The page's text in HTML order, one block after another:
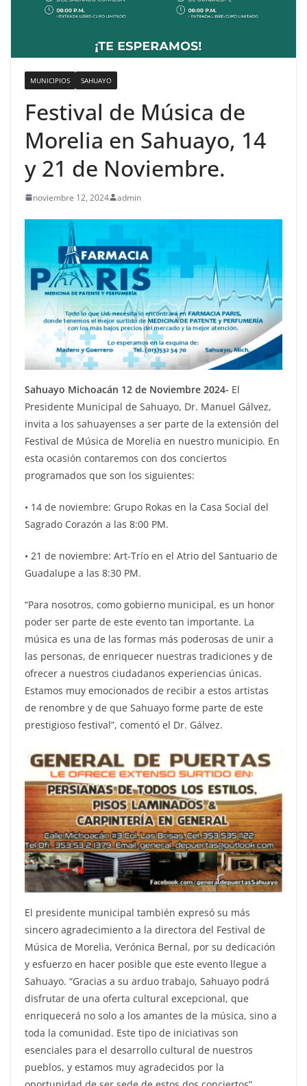
MUNICIPIOS SAHUAYO
Festival de Música de
Morelia en Sahuayo, 14
y 21 de Noviembre.
noviembre 12, 2024 admin
Sahuayo Michoacán 12 de Noviembre 2024- El
Presidente Municipal de Sahuayo, Dr. Manuel Gálvez,
invita a los sahuayenses a ser parte de la extensión del
Festival de Música de Morelia en nuestro municipio. En
esta ocasión contaremos con dos conciertos
programados que son los siguientes:
• 14 de noviembre: Grupo Rokas en la Casa Social del
Sagrado Corazón a las 8:00 PM.
• 21 de noviembre: Art-Trío en el Atrio del Santuario de
Guadalupe a las 8:30 PM.
“Para nosotros, como gobierno municipal, es un honor
poder ser parte de este evento tan importante. La
música es una de las formas más poderosas de unir a
las personas, de enriquecer nuestras tradiciones y de
ofrecer a nuestros ciudadanos experiencias únicas.
Estamos muy emocionados de recibir a estos artistas
de renombre y de que Sahuayo forme parte de este
prestigioso festival”, comentó el Dr. Gálvez.
El presidente municipal también expresó su más
sincero agradecimiento a la directora del Festival de
Música de Morelia, Verónica Bernal, por su dedicación
y esfuerzo en hacer posible que este evento llegue a
Sahuayo. “Gracias a su arduo trabajo, Sahuayo podrá
disfrutar de una oferta cultural excepcional, que
enriquecerá no solo a los amantes de la música, sino a
toda la comunidad. Este tipo de iniciativas son
esenciales para el desarrollo cultural de nuestros
pueblos, y estamos muy agradecidos por la